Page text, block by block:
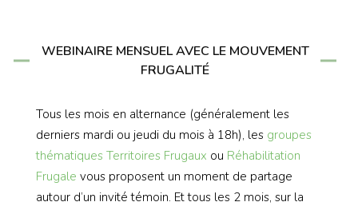
WEBINAIRE MENSUEL AVEC LE MOUVEMENT
FRUGALITÉ
Tous les mois en alternance (généralement les
derniers mardi ou jeudi du mois à 18h), les groupes
thématiques Territoires Frugaux ou Réhabilitation
Frugale vous proposent un moment de partage
autour d’un invité témoin. Et tous les 2 mois, sur la